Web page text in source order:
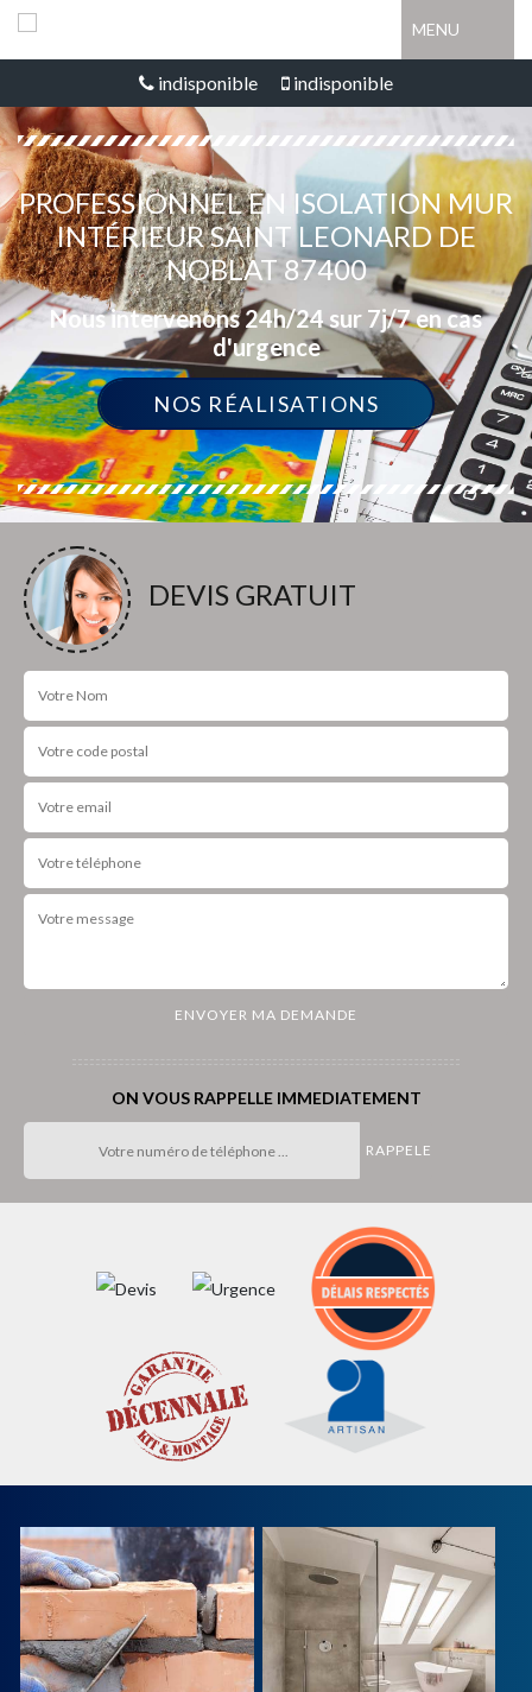
MENU
indisponible indisponible
PROFESSIONNEL EN ISOLATION MUR
INTÉRIEUR SAINT LEONARD DE
NOBLAT 87400
Nous intervenons 24h/24 sur 7j/7 en cas
d'urgence
NOS RÉALISATIONS
DEVIS GRATUIT
ON VOUS RAPPELLE IMMEDIATEMENT